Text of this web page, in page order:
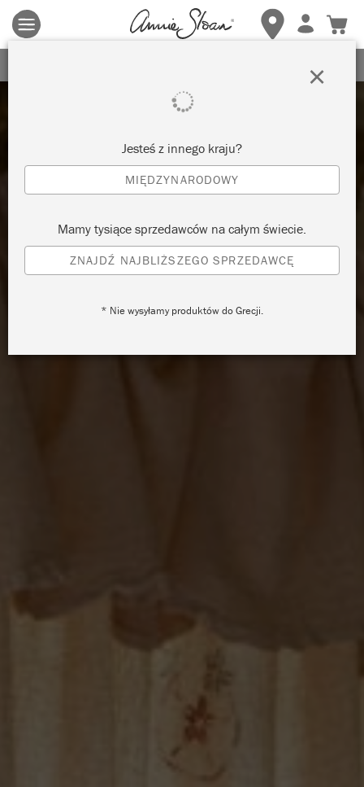
Obowiązują zasady i warunki. Kliknij tutaj
aby uzyskać więcej
szczegółów.
Jesteś z innego kraju?
MIĘDZYNARODOWY
Mamy tysiące sprzedawców na całym świecie.
ZNAJDŹ NAJBLIŻSZEGO SPRZEDAWCĘ
* Nie wysyłamy produktów do Grecji.
×